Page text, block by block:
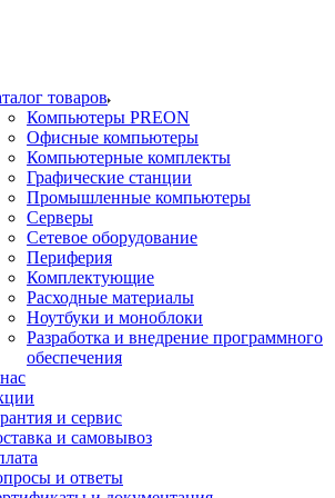
товаров
Компьютеры PREON
Офисные компьютеры
Компьютерные комплекты
Графические станции
Промышленные компьютеры
Серверы
Сетевое оборудование
Периферия
Комплектующие
Расходные материалы
Ноутбуки и моноблоки
Разработка и внедрение программного
обеспечения
и сервис
и самовывоз
и ответы